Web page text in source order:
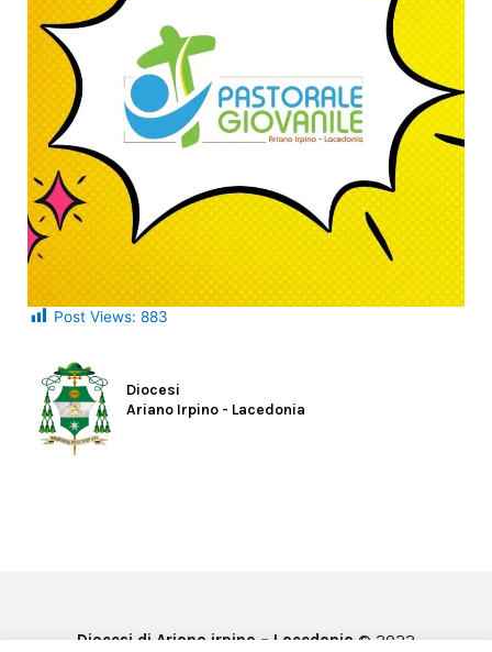
Post Views: 883
Diocesi
Ariano Irpino - Lacedonia
Diocesi di Ariano irpino – Lacedonia © 2022